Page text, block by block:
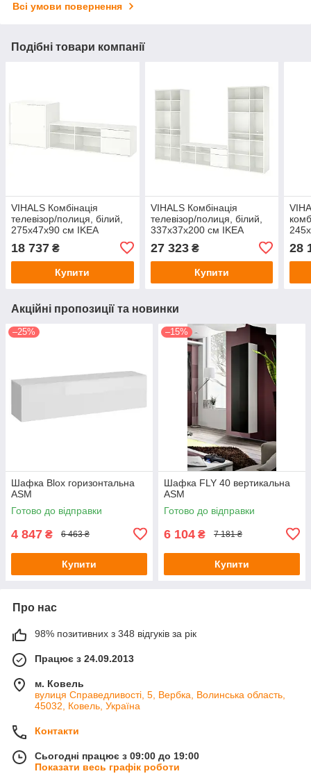
Всі умови повернення
Подібні товари компанії
VIHALS Комбінація
телевізор/полиця, білий,
275x47x90 см IKEA
18 737 ₴
Купити
VIHALS Комбінація
телевізор/полиця, білий,
337x37x200 см IKEA
27 323₴
Купити
28
Акційні пропозиції та новинки
–25%
Шафка Blox горизонтальна
ASM
Готово до відправки
4 847 ₴ 6 463 ₴
Купити
–15%
Шафка FLY 40 вертикальна
ASM
Готово до відправки
6 104 ₴ 7 181 ₴
Купити
Про нас
98% позитивних з 348 відгуків за рік
Працює з 24.09.2013
м. Ковель
вулиця Справедливості, 5, Вербка, Волинська область,
45032, Ковель, Україна
Контакти
Сьогодні працює з 09:00 до 19:00
Показати весь графік роботи